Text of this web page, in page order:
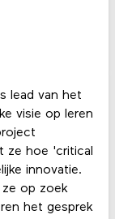
lead van het
visie op leren
ze hoe 'critical
innovatie.
ze op zoek
het gesprek